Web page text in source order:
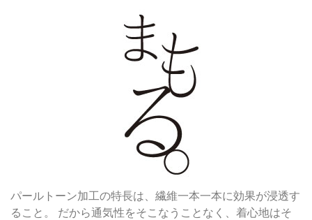
パールトーン加工の特長は、繊維一本一本に効果が浸透す
ること。 だから通気性をそこなうことなく、着心地はそ